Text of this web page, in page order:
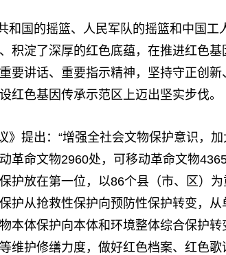
和国的摇篮、人民军队的摇篮和中国工
积淀了深厚的红色底蕴，在推进红色
要讲话、重要指示精神，坚持守正创
红色基因传承示范区上迈出坚实步伐。
》提出：“增强全社会文物保护意识，
革命文物2960处，可移动革命文物
护放在第一位，以86个县（市、区）
护从抢救性保护向预防性保护转变，
本体保护向本体和环境整体综合保护转
维护修缮力度，做好红色档案、红色